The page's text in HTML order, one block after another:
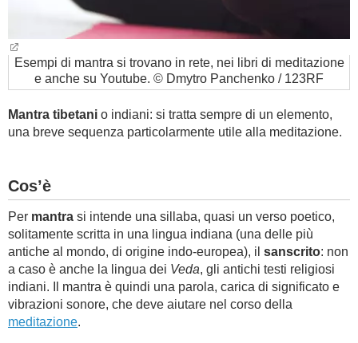
Esempi di mantra si trovano in rete, nei libri di meditazione
e anche su Youtube. © Dmytro Panchenko / 123RF
Mantra tibetani o indiani: si tratta sempre di un elemento,
una breve sequenza particolarmente utile alla meditazione.
Cos’è
Per mantra si intende una sillaba, quasi un verso poetico,
solitamente scritta in una lingua indiana (una delle più
antiche al mondo, di origine indo-europea), il sanscrito: non
a caso è anche la lingua dei Veda, gli antichi testi religiosi
indiani. Il mantra è quindi una parola, carica di significato e
vibrazioni sonore, che deve aiutare nel corso della
meditazione.